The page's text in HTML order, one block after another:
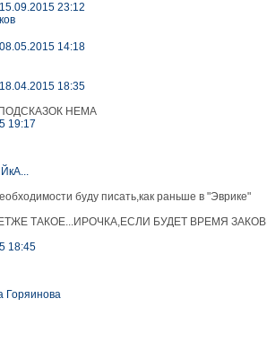
15.09.2015 23:12
08.05.2015 14:18
18.04.2015 18:35
НЕМА
19:17
буду писать,как раньше в "Эврике"
ТАКОЕ...ИРОЧКА,ЕСЛИ БУДЕТ ВРЕМЯ
18:45
Горяинова